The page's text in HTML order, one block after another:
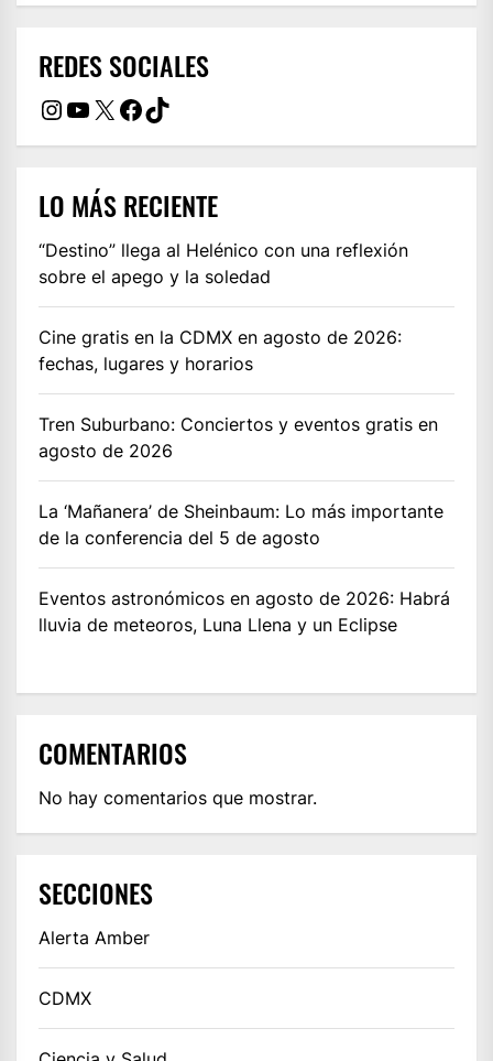
REDES SOCIALES
Instagram
YouTube
X Facebook
TikTok
LO MÁS RECIENTE
“Destino” llega al Helénico con una reflexión
sobre el apego y la soledad
Cine gratis en la CDMX en agosto de 2026:
fechas, lugares y horarios
Tren Suburbano: Conciertos y eventos gratis en
agosto de 2026
La ‘Mañanera’ de Sheinbaum: Lo más importante
de la conferencia del 5 de agosto
Eventos astronómicos en agosto de 2026: Habrá
lluvia de meteoros, Luna Llena y un Eclipse
COMENTARIOS
No hay comentarios que mostrar.
SECCIONES
Alerta Amber
CDMX